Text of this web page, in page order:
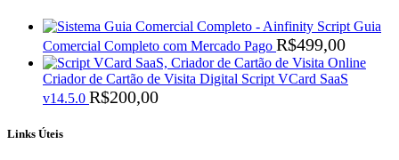
Script Guia
Comercial Completo com Mercado Pago R$499,00
Criador de Cartão de Visita Digital Script VCard SaaS
v14.5.0 R$200,00
Links Úteis